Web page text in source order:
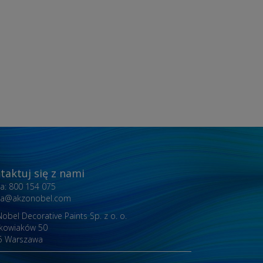
się z nami
800 154 075
Decorative Paints Sp. z o. o.
50
Warszawa